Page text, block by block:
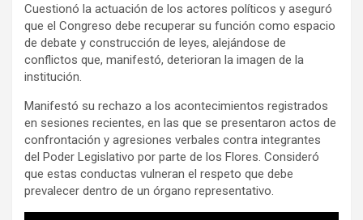
Cuestionó la actuación de los actores políticos y aseguró
que el Congreso debe recuperar su función como espacio
de debate y construcción de leyes, alejándose de
conflictos que, manifestó, deterioran la imagen de la
institución.
Manifestó su rechazo a los acontecimientos registrados
en sesiones recientes, en las que se presentaron actos de
confrontación y agresiones verbales contra integrantes
del Poder Legislativo por parte de los Flores. Consideró
que estas conductas vulneran el respeto que debe
prevalecer dentro de un órgano representativo.